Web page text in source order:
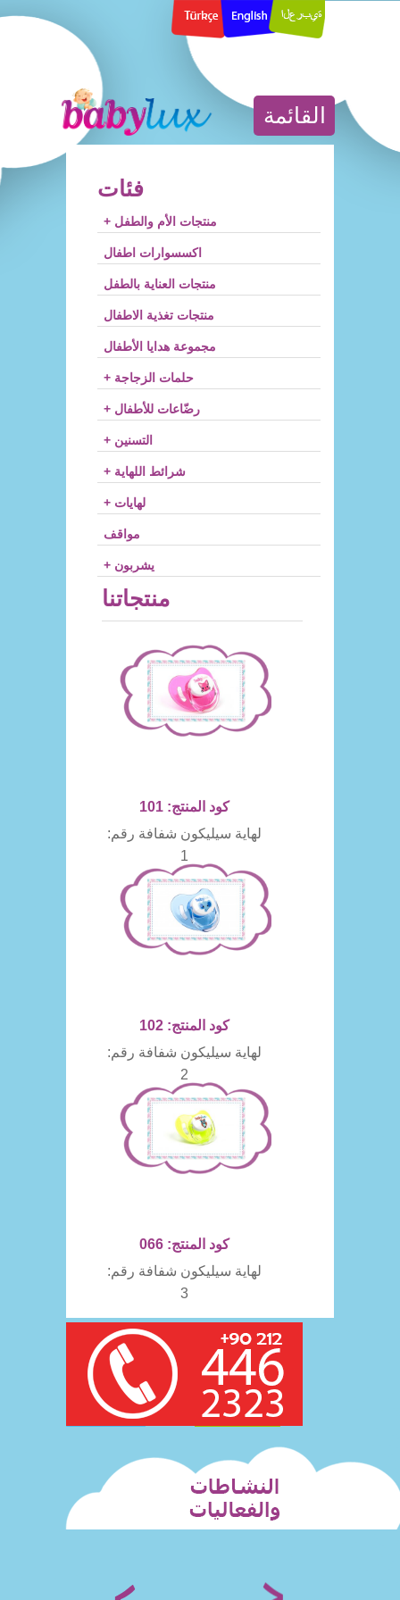
القائمة
فئات
+ منتجات الأم والطفل
اكسسوارات اطفال
منتجات العناية بالطفل
منتجات تغذية الاطفال
مجموعة هدايا الأطفال
+ حلمات الزجاجة
+ رضّاعات للأطفال
+ التسنين
+ شرائط اللهاية
+ لهايات
مواقف
+ يشربون
منتجاتنا
كود المنتج: 101
لهاية سيليكون شفافة رقم:
1
كود المنتج: 102
لهاية سيليكون شفافة رقم:
2
كود المنتج: 066
لهاية سيليكون شفافة رقم:
3